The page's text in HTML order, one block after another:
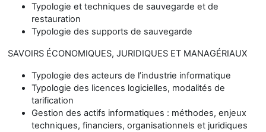
Typologie et techniques de sauvegarde et de
restauration
Typologie des supports de sauvegarde
SAVOIRS ÉCONOMIQUES, JURIDIQUES ET MANAGÉRIAUX
Typologie des acteurs de l’industrie informatique
Typologie des licences logicielles, modalités de
tarification
Gestion des actifs informatiques : méthodes, enjeux
techniques, financiers, organisationnels et juridiques